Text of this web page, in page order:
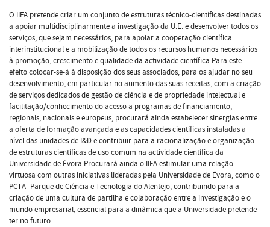
O IIFA pretende criar um conjunto de estruturas técnico-científicas destinadas
a apoiar multidisciplinarmente a investigação da U.E. e desenvolver todos os
serviços, que sejam necessários, para apoiar a cooperação científica
interinstitucional e a mobilização de todos os recursos humanos necessários
à promoção, crescimento e qualidade da actividade científica.Para este
efeito colocar-se-á à disposição dos seus associados, para os ajudar no seu
desenvolvimento, em particular no aumento das suas receitas, com a criação
de serviços dedicados de gestão de ciência e de propriedade intelectual e
facilitação/conhecimento do acesso a programas de financiamento,
regionais, nacionais e europeus; procurará ainda estabelecer sinergias entre
a oferta de formação avançada e as capacidades científicas instaladas a
nível das unidades de I&D e contribuir para a racionalização e organização
de estruturas científicas de uso comum na actividade científica da
Universidade de Évora.Procurará ainda o IIFA estimular uma relação
virtuosa com outras iniciativas lideradas pela Universidade de Évora, como o
PCTA- Parque de Ciência e Tecnologia do Alentejo, contribuindo para a
criação de uma cultura de partilha e colaboração entre a investigação e o
mundo empresarial, essencial para a dinâmica que a Universidade pretende
ter no futuro.